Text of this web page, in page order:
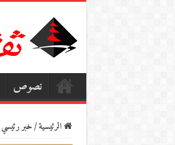
نصوص
الرئيسية/خبر رئيسي